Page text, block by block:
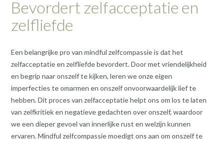
Bevordert zelfacceptatie en
zelfliefde
Een belangrijke pro van mindful zelfcompassie is dat het
zelfacceptatie en zelfliefde bevordert. Door met vriendelijkheid
en begrip naar onszelf te kijken, leren we onze eigen
imperfecties te omarmen en onszelf onvoorwaardelijk lief te
hebben. Dit proces van zelfacceptatie helpt ons om los te laten
van zelfkritiek en negatieve gedachten over onszelf, waardoor
we een dieper gevoel van innerlijke rust en welzijn kunnen
ervaren. Mindful zelfcompassie moedigt ons aan om onszelf te